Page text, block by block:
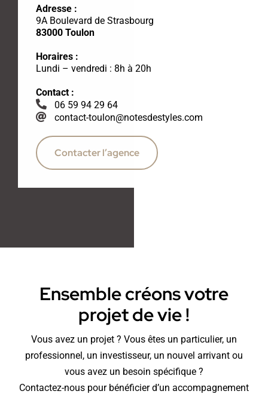
Adresse :
9A Boulevard de Strasbourg
83000 Toulon
Horaires :
Lundi – vendredi : 8h à 20h
Contact :
06 59 94 29 64
contact-toulon@notesdestyles.com
Contacter l’agence
Ensemble créons votre
projet de vie !
Vous avez un projet ? Vous êtes un particulier, un
professionnel, un investisseur, un nouvel arrivant ou
vous avez un besoin spécifique ?
Contactez-nous pour bénéficier d’un accompagnement